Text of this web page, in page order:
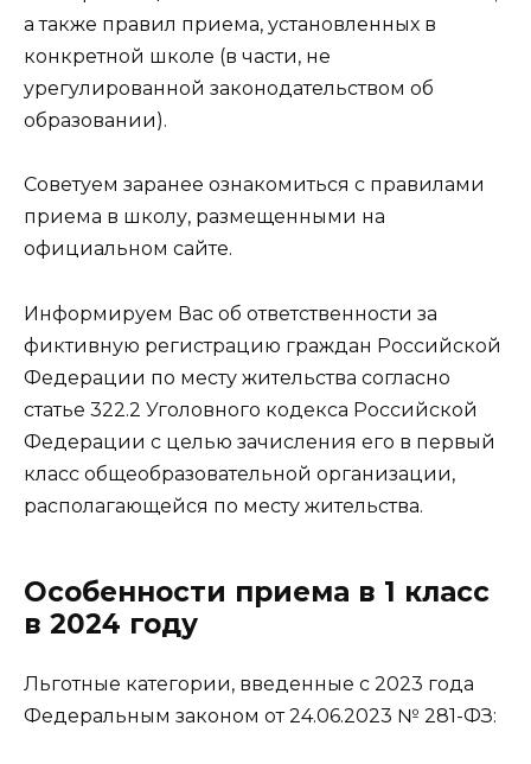
а также правил приема, установленных в
конкретной школе (в части, не
урегулированной законодательством об
образовании).
Советуем заранее ознакомиться с правилами
приема в школу, размещенными на
официальном сайте.
Информируем Вас об ответственности за
фиктивную регистрацию граждан Российской
Федерации по месту жительства согласно
статье 322.2 Уголовного кодекса Российской
Федерации с целью зачисления его в первый
класс общеобразовательной организации,
располагающейся по месту жительства.
Особенности приема в 1 класс
в 2024 году
Льготные категории, введенные с 2023 года
Федеральным законом от 24.06.2023 № 281-ФЗ: